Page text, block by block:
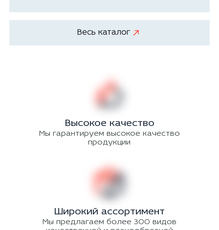
Весь каталог
Высокое качество
Мы гарантируем высокое качество
продукции
Широкий ассортимент
Мы предлагаем более 300 видов